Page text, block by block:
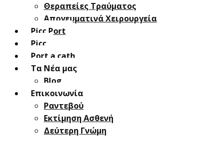
Θεραπείες Τραύματος
Απογευματινά Χειρουργεία
Picc Port
Picc
Port a cath
Τα Νέα μας
Blog
Επικοινωνία
Ραντεβού
Εκτίμηση Ασθενή
Δεύτερη Γνώμη